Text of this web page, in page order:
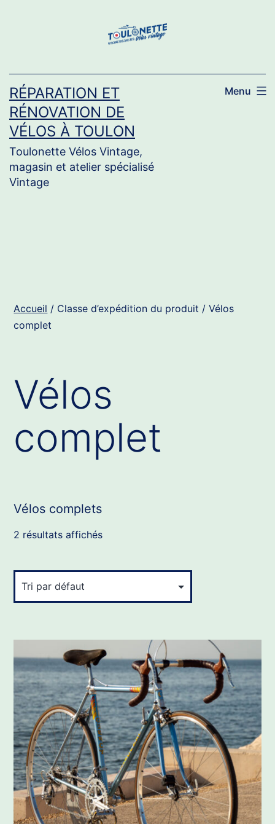
RÉPARATION ET
RÉNOVATION DE
VÉLOS À TOULON
Toulonette Vélos Vintage,
magasin et atelier spécialisé
Vintage
Menu
Accueil / Classe d’expédition du produit / Vélos
complet
Vélos
complet
Vélos complets
2 résultats affichés